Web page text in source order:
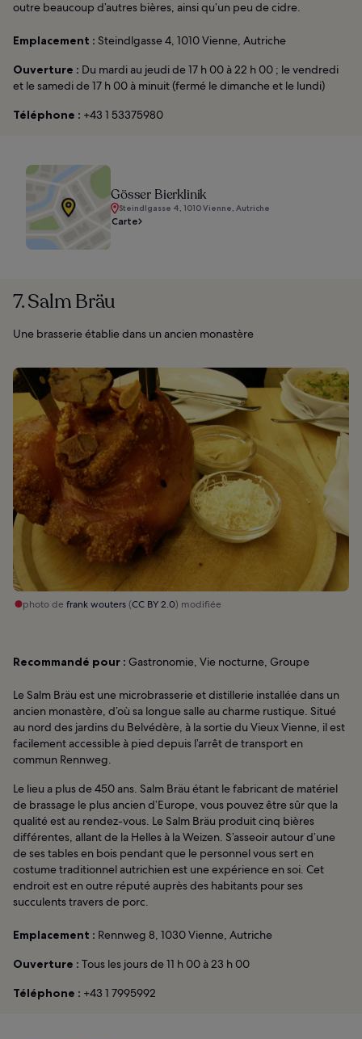
outre beaucoup d’autres bières, ainsi qu’un peu de cidre.
Emplacement : Steindlgasse 4, 1010 Vienne, Autriche
Ouverture : Du mardi au jeudi de 17 h 00 à 22 h 00 ; le vendredi
et le samedi de 17 h 00 à minuit (fermé le dimanche et le lundi)
Téléphone : +43 1 53375980
Gösser Bierklinik
Steindlgasse 4, 1010 Vienne, Autriche
Carte
7. Salm Bräu
Une brasserie établie dans un ancien monastère
photo de frank wouters(CC BY 2.0) modifiée
Recommandé pour : Gastronomie, Vie nocturne, Groupe
Le Salm Bräu est une microbrasserie et distillerie installée dans un
ancien monastère, d’où sa longue salle au charme rustique. Situé
au nord des jardins du Belvédère, à la sortie du Vieux Vienne, il est
facilement accessible à pied depuis l’arrêt de transport en
commun Rennweg.
Le lieu a plus de 450 ans. Salm Bräu étant le fabricant de matériel
de brassage le plus ancien d’Europe, vous pouvez être sûr que la
qualité est au rendez-vous. Le Salm Bräu produit cinq bières
différentes, allant de la Helles à la Weizen. S’asseoir autour d’une
de ses tables en bois pendant que le personnel vous sert en
costume traditionnel autrichien est une expérience en soi. Cet
endroit est en outre réputé auprès des habitants pour ses
succulents travers de porc.
Emplacement : Rennweg 8, 1030 Vienne, Autriche
Ouverture : Tous les jours de 11 h 00 à 23 h 00
Téléphone : +43 1 7995992